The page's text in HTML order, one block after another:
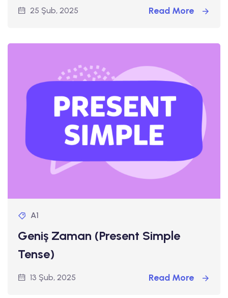
25 Şub, 2025 Read More
A1
Geniş Zaman (Present Simple
Tense)
13 Şub, 2025 Read More